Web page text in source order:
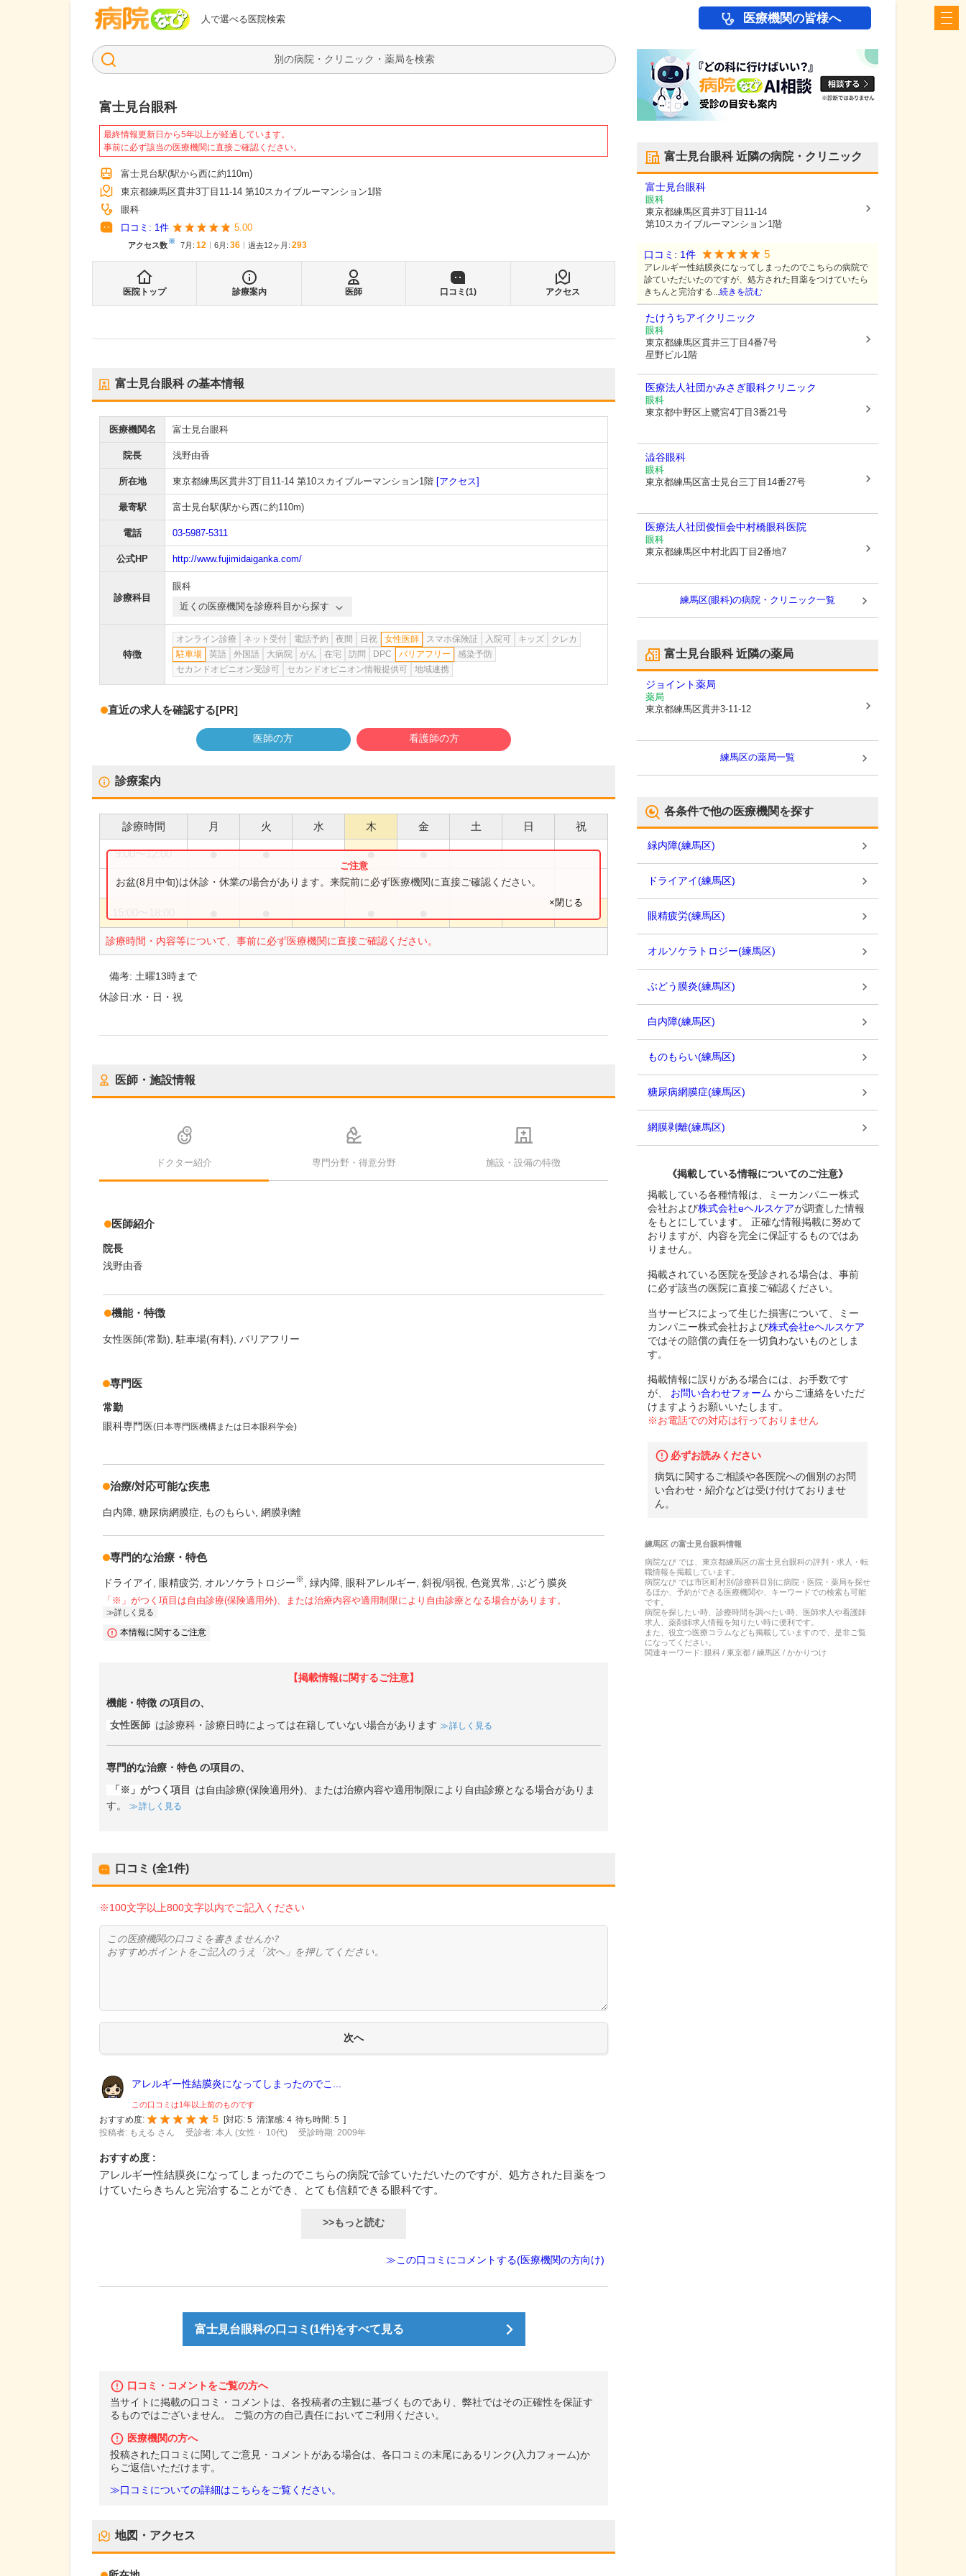
人で選べる医院検索
病院なび 医療機関の皆様へ
検索
富士見台眼科
最終情報更新日から5年以上が経過しています。
事前に必ず該当の医療機関に直接ご確認ください。
富士見台駅(駅から西に約110m)
東京都練馬区貫井3丁目11-14 第10スカイブルーマンション1階
眼科
口コミ: 1件 5.00
アクセス数※ 7月 : 12 6月 : 36 過去12ヶ月: 293
医院トップ 診療案内 医師 口コミ(1) アクセス
富士見台眼科の基本情報
医療機関名 富士見台眼科
院長 浅野由香
所在地 東京都練馬区貫井3丁目11-14 第10スカイブルーマンション1階 [アクセス]
最寄駅 富士見台駅(駅から西に約110m)
電話 03-5987-5311
公式HP http://www.fujimidaiganka.com/
診療科目
眼科
近くの医療機関を診療科目から探す
特徴
オンライン診療 ネット受付 電話予約 夜間 日祝 女性医師 スマホ保険証 入院可 キッズ
クレカ
駐車場
英語 外国語 大病院 がん 在宅 訪問 DPC バリアフリー
感染予防
セカンドオピニオン受診可
セカンドオピニオン情報提供可 地域連携
直近の求人を確認する[PR]
医師の方 看護師の方
診療案内
診療時間 月 火 水 木 金 土 日 祝
9:00〜12:00 ● ● ● ●
9:00〜13:00 ●
診療時間・内容等について、事前に必ず医療機関に直接ご確認ください。
お盆(8月中旬)は休診・休業の場合があります。来院前に必ず医療機関に直接ご確認ください。
×閉じる
備考: 土曜13時まで
休診日:水・日・祝
医師・施設情報
ドクター紹介 専門分野・得意分野 施設・設備の特徴
医師紹介
院長
浅野由香
機能・特徴
女性医師(常勤) 駐車場(有料) バリアフリー
専門医
常勤
眼科専門医(日本専門医機構または日本眼科学会)
治療/対応可能な疾患
白内障 糖尿病網膜症 ものもらい 網膜剥離
専門的な治療・特色
ドライアイ 眼精疲労 オルソケラトロジー※ 緑内障 眼科アレルギー 斜視/弱視 色覚異常 ぶどう膜炎
「※」がつく項目は自由診療(保険適用外)、または治療内容や適用制限により自由診療となる場合があります。
詳しく見る
本情報に関するご注意
【掲載情報に関するご注意】
機能・特徴 の項目の、
女性医師 は診療科・診療日時によっては在籍していない場合があります 詳しく見る
専門的な治療・特色の項目の、
「※」がつく項目
は自由診療(保険適用外)、または治療内容や適用制限により自由診療となる場合がありま
す。
詳しく見る
口コミ (全1件)
※100文字以上800文字以内でご記入ください
アレルギー性結膜炎になってしまったのでこ...
この口コミは1年以上前のものです
おすすめ度:
5 対応: 5 清潔感: 4 待ち時間: 5
投稿者: もえる さん
受診者: 本人 (女性・ 10代) 受診時期: 2009年
おすすめ度 :
アレルギー性結膜炎になってしまったのでこちらの病院で診ていただいたのですが、処方された目薬をつ
けていたらきちんと完治することができ、とても信頼できる眼科です。
>>もっと読む
≫この口コミにコメントする(医療機関の方向け)
富士見台眼科の口コミ(1件)をすべて見る
口コミ・コメントをご覧の方へ
当サイトに掲載の口コミ・コメントは、各投稿者の主観に基づくものであり、弊社ではその正確性を保証す
るものではございません。 ご覧の方の自己責任においてご利用ください。
医療機関の方へ
投稿された口コミに関してご意見・コメントがある場合は、各口コミの末尾にあるリンク(入力フォーム)か
らご返信いただけます。
≫口コミについての詳細はこちらをご覧ください。
地図・アクセス
富士見台眼科近隣の病院・クリニック
富士見台眼科
眼科
東京都練馬区貫井3丁目11-14
第10スカイブルーマンション1階
口コミ: 1件 5
アレルギー性結膜炎になってしまったのでこちらの病院で
診ていただいたのですが、処方された目薬をつけていたら
きちんと完治する...続きを読む
たけうちアイクリニック
眼科
東京都練馬区貫井三丁目4番7号
星野ビル1階
医療法人社団かみさぎ眼科クリニック
眼科
東京都中野区上鷺宮4丁目3番21号
澁谷眼科
眼科
東京都練馬区富士見台三丁目14番27号
医療法人社団俊恒会中村橋眼科医院
眼科
東京都練馬区中村北四丁目2番地7
練馬区(眼科)の病院・クリニック一覧
富士見台眼科近隣の薬局
ジョイント薬局
薬局
東京都練馬区貫井3-11-12
練馬区の薬局一覧
各条件で他の医療機関を探す
緑内障(練馬区)
ドライアイ(練馬区)
眼精疲労(練馬区)
オルソケラトロジー(練馬区)
ぶどう膜炎(練馬区)
白内障(練馬区)
ものもらい(練馬区)
糖尿病網膜症(練馬区)
網膜剥離(練馬区)
《掲載している情報についてのご注意》
掲載している各種情報は、ミーカンパニー株式
会社および株式会社eヘルスケアが調査した情報
をもとにしています。 正確な情報掲載に努めて
おりますが、内容を完全に保証するものではあ
りません。
掲載されている医院を受診される場合は、事前
に必ず該当の医院に直接ご確認ください。
当サービスによって生じた損害について、ミー
カンパニー株式会社および株式会社eヘルスケア
ではその賠償の責任を一切負わないものとしま
す。
掲載情報に誤りがある場合には、お手数です
が、
お問い合わせフォーム からご連絡をいただ
けますようお願いいたします。
※お電話での対応は行っておりません
必ずお読みください
病気に関するご相談や各医院への個別のお問
い合わせ・紹介などは受け付けておりませ
ん。
練馬区の富士見台眼科情報
病院なび では、 東京都練馬区の富士見台眼科の評判・求人・転
職情報を掲載しています。
病院なび では市区町村別/診療科目別に病院・医院・薬局を探せ
るほか、予約ができる医療機関や、キーワードでの検索も可能
です。
病院を探したい時、診療時間を調べたい時、医師求人や看護師
求人、薬剤師求人情報を知りたい時に便利です。
また、役立つ医療コラムなども掲載していますので、是非ご覧
になってください。
関連キーワード: 眼科 / 東京都 / 練馬区 / かかりつけ